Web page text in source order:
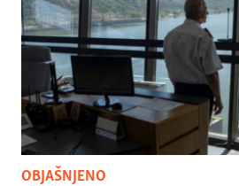
OBJAŠNJENO